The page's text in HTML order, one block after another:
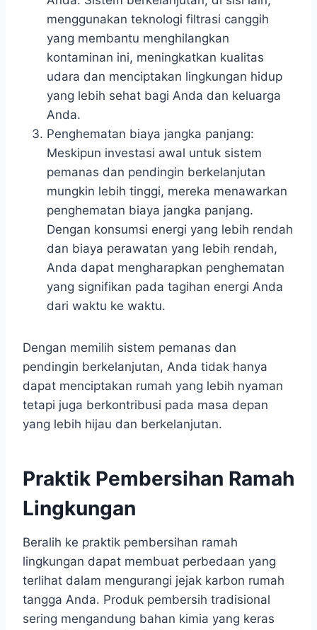
menggunakan teknologi filtrasi canggih
yang membantu menghilangkan
kontaminan ini, meningkatkan kualitas
udara dan menciptakan lingkungan hidup
yang lebih sehat bagi Anda dan keluarga
Anda.
Penghematan biaya jangka panjang:
Meskipun investasi awal untuk sistem
pemanas dan pendingin berkelanjutan
mungkin lebih tinggi, mereka menawarkan
penghematan biaya jangka panjang.
Dengan konsumsi energi yang lebih rendah
dan biaya perawatan yang lebih rendah,
Anda dapat mengharapkan penghematan
yang signifikan pada tagihan energi Anda
dari waktu ke waktu.
Dengan memilih sistem pemanas dan
pendingin berkelanjutan, Anda tidak hanya
dapat menciptakan rumah yang lebih nyaman
tetapi juga berkontribusi pada masa depan
yang lebih hijau dan berkelanjutan.
Praktik Pembersihan Ramah
Lingkungan
Beralih ke praktik pembersihan ramah
lingkungan dapat membuat perbedaan yang
terlihat dalam mengurangi jejak karbon rumah
tangga Anda. Produk pembersih tradisional
sering mengandung bahan kimia yang keras